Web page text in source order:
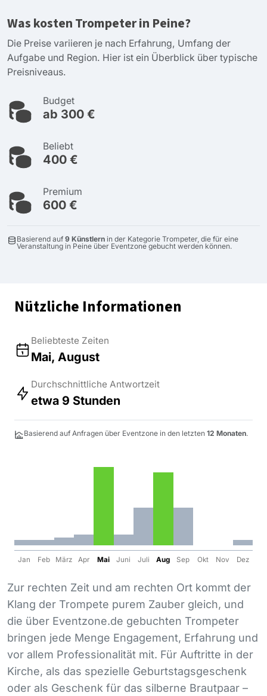
Was kosten Trompeter in Peine?
Die Preise variieren je nach Erfahrung, Umfang der
Aufgabe und Region. Hier ist ein Überblick über typische
Preisniveaus.
Budget
ab 300 €
Beliebt
400 €
Premium
600 €
Basierend auf 9 Künstlern in der Kategorie Trompeter, die für eine
Veranstaltung in Peine über Eventzone gebucht werden können.
Nützliche Informationen
Beliebteste Zeiten
Mai, August
Durchschnittliche Antwortzeit
etwa 9 Stunden
Basierend auf Anfragen über Eventzone in den letzten 12 Monaten.
Jan Feb März Apr Mai Juni Juli Aug Sep Okt Nov Dez
Zur rechten Zeit und am rechten Ort kommt der
Klang der Trompete purem Zauber gleich, und
die über Eventzone.de gebuchten Trompeter
bringen jede Menge Engagement, Erfahrung und
vor allem Professionalität mit. Für Auftritte in der
Kirche, als das spezielle Geburtstagsgeschenk
oder als Geschenk für das silberne Brautpaar –